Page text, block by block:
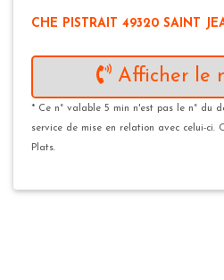
CHE PISTRAIT 49320 SAINT
Afficher le
* Ce n° valable 5 min n'est pas le n° du
service de mise en relation avec celui-ci.
Plats.